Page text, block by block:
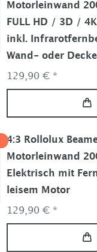
Motorleinwand
FULL HD / 3D /
inkl.
Wand- oder
129,90 € *
4:3 Rollolux
Motorleinwand
Elektrisch mit
leisem Motor
129,90 € *